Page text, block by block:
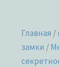
Главная /
замки /